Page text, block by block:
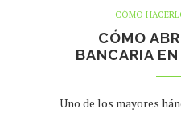
CÓMO
CÓMO
BANCARIA
Uno de los mayores